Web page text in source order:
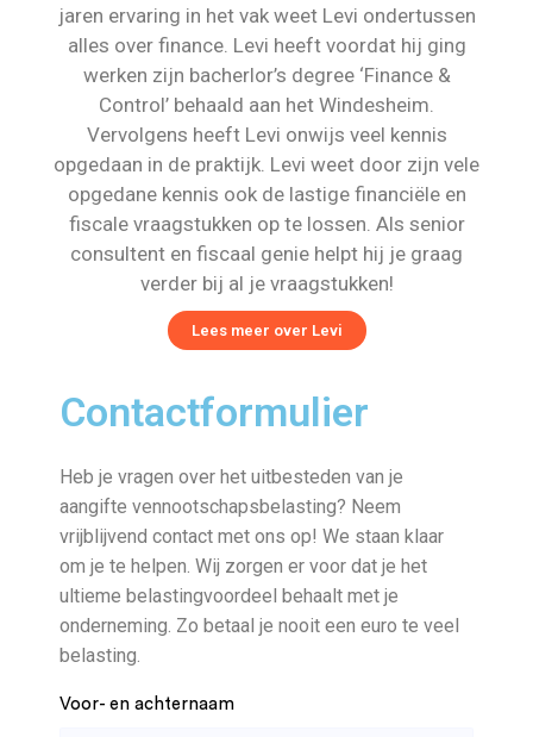
jaren ervaring in het vak weet Levi ondertussen
alles over finance. Levi heeft voordat hij ging
werken zijn bacherlor’s degree ‘Finance &
Control’ behaald aan het Windesheim.
Vervolgens heeft Levi onwijs veel kennis
opgedaan in de praktijk. Levi weet door zijn vele
opgedane kennis ook de lastige financiële en
fiscale vraagstukken op te lossen. Als senior
consultent en fiscaal genie helpt hij je graag
verder bij al je vraagstukken!
Lees meer over Levi
Contactformulier
Heb je vragen over het uitbesteden van je
aangifte vennootschapsbelasting? Neem
vrijblijvend contact met ons op! We staan klaar
om je te helpen. Wij zorgen er voor dat je het
ultieme belastingvoordeel behaalt met je
onderneming. Zo betaal je nooit een euro te veel
belasting.
Voor- en achternaam